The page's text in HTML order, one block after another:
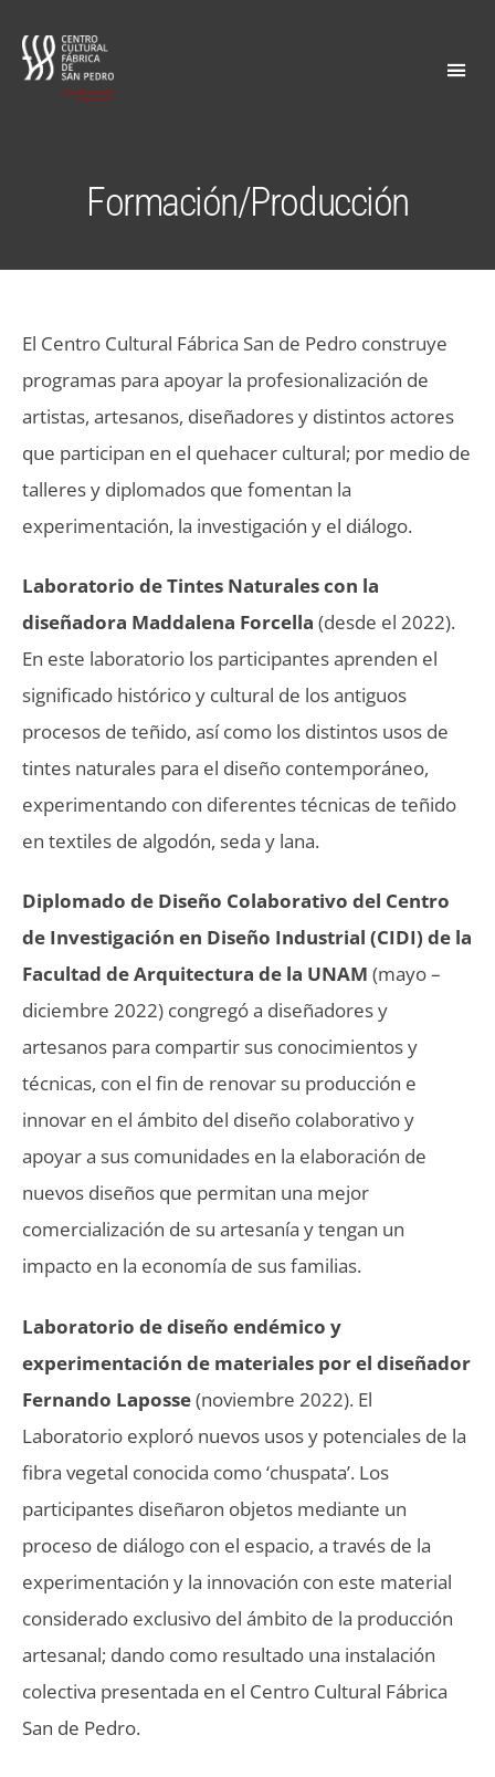
Formación/Producción
El Centro Cultural Fábrica San de Pedro construye
programas para apoyar la profesionalización de
artistas, artesanos, diseñadores y distintos actores
que participan en el quehacer cultural; por medio de
talleres y diplomados que fomentan la
experimentación, la investigación y el diálogo.
Laboratorio de Tintes Naturales con la
diseñadora Maddalena Forcella (desde el 2022).
En este laboratorio los participantes aprenden el
significado histórico y cultural de los antiguos
procesos de teñido, así como los distintos usos de
tintes naturales para el diseño contemporáneo,
experimentando con diferentes técnicas de teñido
en textiles de algodón, seda y lana.
Diplomado de Diseño Colaborativo del Centro
de Investigación en Diseño Industrial (CIDI) de la
Facultad de Arquitectura de la UNAM (mayo –
diciembre 2022) congregó a diseñadores y
artesanos para compartir sus conocimientos y
técnicas, con el fin de renovar su producción e
innovar en el ámbito del diseño colaborativo y
apoyar a sus comunidades en la elaboración de
nuevos diseños que permitan una mejor
comercialización de su artesanía y tengan un
impacto en la economía de sus familias.
Laboratorio de diseño endémico y
experimentación de materiales por el diseñador
Fernando Laposse(noviembre 2022). El
Laboratorio exploró nuevos usos y potenciales de la
fibra vegetal conocida como ‘chuspata’. Los
participantes diseñaron objetos mediante un
proceso de diálogo con el espacio, a través de la
experimentación y la innovación con este material
considerado exclusivo del ámbito de la producción
artesanal; dando como resultado una instalación
colectiva presentada en el Centro Cultural Fábrica
San de Pedro.